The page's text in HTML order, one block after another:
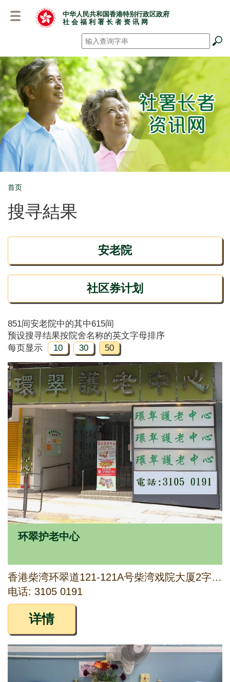
容
中华人民共和国香港特别行政区政府
社 会 福 利 署 长 者 资 讯 网
搜寻 *
Breadcrumb
首页
搜寻結果
安老院
社区券计划
851间安老院中的其中615间
预设搜寻结果按院舍名称的英文字母排序
每页显示
10 30 50
环翠护老中心
香港柴湾环翠道121-121A号柴湾戏院大厦2字楼至4字楼
电话: 3105 0191
详情